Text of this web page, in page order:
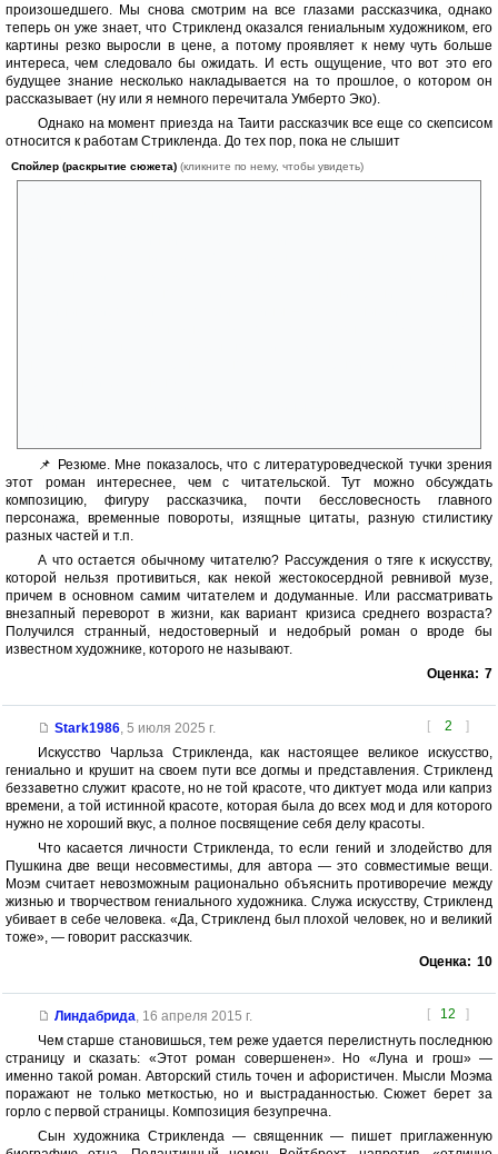
произошедшего. Мы снова смотрим на все глазами рассказчика, однако
теперь он уже знает, что Стрикленд оказался гениальным художником, его
картины резко выросли в цене, а потому проявляет к нему чуть больше
интереса, чем следовало бы ожидать. И есть ощущение, что вот это его
будущее знание несколько накладывается на то прошлое, о котором он
рассказывает (ну или я немного перечитала Умберто Эко).
Однако на момент приезда на Таити рассказчик все еще со скепсисом
относится к работам Стрикленда. До тех пор, пока не слышит
Спойлер (раскрытие сюжета) (кликните по нему, чтобы увидеть)
📌 Резюме. Мне показалось, что с литературоведческой тучки зрения
этот роман интереснее, чем с читательской. Тут можно обсуждать
композицию, фигуру рассказчика, почти бессловесность главного
персонажа, временные повороты, изящные цитаты, разную стилистику
разных частей и т.п.
А что остается обычному читателю? Рассуждения о тяге к искусству,
которой нельзя противиться, как некой жестокосердной ревнивой музе,
причем в основном самим читателем и додуманные. Или рассматривать
внезапный переворот в жизни, как вариант кризиса среднего возраста?
Получился странный, недостоверный и недобрый роман о вроде бы
известном художнике, которого не называют.
Оценка: 7
[ 2 ]
Stark1986, 5 июля 2025 г.
Искусство Чарльза Стрикленда, как настоящее великое искусство,
гениально и крушит на своем пути все догмы и представления. Стрикленд
беззаветно служит красоте, но не той красоте, что диктует мода или каприз
времени, а той истинной красоте, которая была до всех мод и для которого
нужно не хороший вкус, а полное посвящение себя делу красоты.
Что касается личности Стрикленда, то если гений и злодейство для
Пушкина две вещи несовместимы, для автора — это совместимые вещи.
Моэм считает невозможным рационально объяснить противоречие между
жизнью и творчеством гениального художника. Служа искусству, Стрикленд
убивает в себе человека. «Да, Стрикленд был плохой человек, но и великий
тоже», — говорит рассказчик.
Оценка: 10
[ 12 ]
Линдабрида, 16 апреля 2015 г.
Чем старше становишься, тем реже удается перелистнуть последнюю
страницу и сказать: «Этот роман совершенен». Но «Луна и грош» —
именно такой роман. Авторский стиль точен и афористичен. Мысли Моэма
поражают не только меткостью, но и выстраданностью. Сюжет берет за
горло с первой страницы. Композиция безупречна.
Сын художника Стрикленда — священник — пишет приглаженную